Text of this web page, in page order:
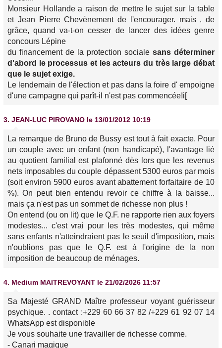
Monsieur Hollande a raison de mettre le sujet sur la table
et Jean Pierre Chevènement de l'encourager. mais , de
grâce, quand va-t-on cesser de lancer des idées genre
concours Lépine
du financement de la protection sociale sans déterminer
d'abord le processus et les acteurs du très large débat
que le sujet exige.
Le lendemain de l'élection et pas dans la foire d' empoigne
d'une campagne qui parît-il n'est pas commencée!i[
3. JEAN-LUC PIROVANO le 13/01/2012 10:19
La remarque de Bruno de Bussy est tout à fait exacte. Pour
un couple avec un enfant (non handicapé), l'avantage lié
au quotient familial est plafonné dès lors que les revenus
nets imposables du couple dépassent 5300 euros par mois
(soit environ 5900 euros avant abattement forfaitaire de 10
%). On peut bien entendu revoir ce chiffre à la baisse...
mais ça n'est pas un sommet de richesse non plus !
On entend (ou on lit) que le Q.F. ne rapporte rien aux foyers
modestes... c'est vrai pour les très modestes, qui même
sans enfants n'atteindraient pas le seuil d'imposition, mais
n'oublions pas que le Q.F. est à l'origine de la non
imposition de beaucoup de ménages.
4. Medium MAITREVOYANT le 21/02/2026 11:57
Sa Majesté GRAND Maître professeur voyant guérisseur
psychique. . contact :+229 60 66 37 82 /+229 61 92 07 14
WhatsApp est disponible
Je vous souhaite une travailler de richesse comme.
- Canari magique